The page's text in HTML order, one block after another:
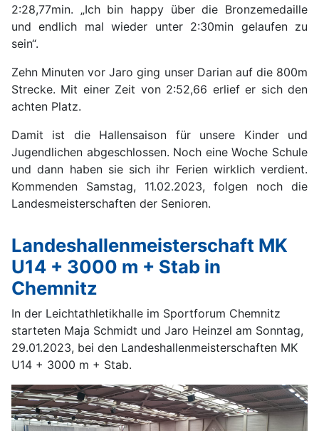
2:28,77min. „Ich bin happy über die Bronzemedaille
und endlich mal wieder unter 2:30min gelaufen zu
sein“.
Zehn Minuten vor Jaro ging unser Darian auf die 800m
Strecke. Mit einer Zeit von 2:52,66 erlief er sich den
achten Platz.
Damit ist die Hallensaison für unsere Kinder und
Jugendlichen abgeschlossen. Noch eine Woche Schule
und dann haben sie sich ihr Ferien wirklich verdient.
Kommenden Samstag, 11.02.2023, folgen noch die
Landesmeisterschaften der Senioren.
Landeshallenmeisterschaft MK
U14 + 3000 m + Stab in
Chemnitz
In der Leichtathletikhalle im Sportforum Chemnitz
starteten Maja Schmidt und Jaro Heinzel am Sonntag,
29.01.2023, bei den Landeshallenmeisterschaften MK
U14 + 3000 m + Stab.